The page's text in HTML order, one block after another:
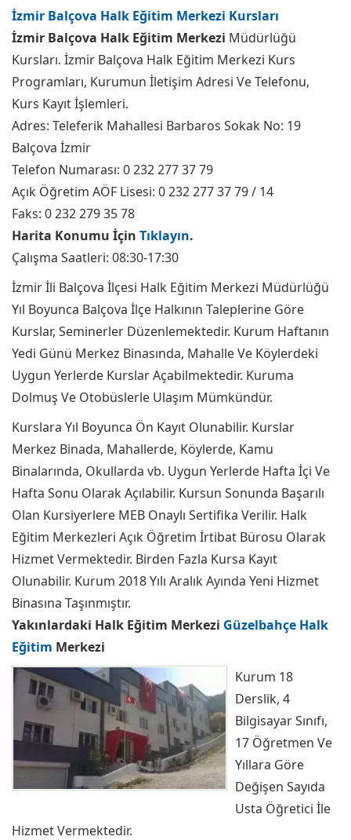
İzmir Balçova Halk Eğitim Merkezi Kursları
İzmir Balçova Halk Eğitim Merkezi Müdürlüğü
Kursları. İzmir Balçova Halk Eğitim Merkezi Kurs
Programları, Kurumun İletişim Adresi Ve Telefonu,
Kurs Kayıt İşlemleri.
Adres: Teleferik Mahallesi Barbaros Sokak No: 19
Balçova İzmir
Telefon Numarası: 0 232 277 37 79
Açık Öğretim AÖF Lisesi: 0 232 277 37 79 / 14
Faks: 0 232 279 35 78
Harita Konumu İçin Tıklayın.
Çalışma Saatleri: 08:30-17:30
İzmir İli Balçova İlçesi Halk Eğitim Merkezi Müdürlüğü
Yıl Boyunca Balçova İlçe Halkının Taleplerine Göre
Kurslar, Seminerler Düzenlemektedir. Kurum Haftanın
Yedi Günü Merkez Binasında, Mahalle Ve Köylerdeki
Uygun Yerlerde Kurslar Açabilmektedir. Kuruma
Dolmuş Ve Otobüslerle Ulaşım Mümkündür.
Kurslara Yıl Boyunca Ön Kayıt Olunabilir. Kurslar
Merkez Binada, Mahallerde, Köylerde, Kamu
Binalarında, Okullarda vb. Uygun Yerlerde Hafta İçi Ve
Hafta Sonu Olarak Açılabilir. Kursun Sonunda Başarılı
Olan Kursiyerlere MEB Onaylı Sertifika Verilir. Halk
Eğitim Merkezleri Açık Öğretim İrtibat Bürosu Olarak
Hizmet Vermektedir. Birden Fazla Kursa Kayıt
Olunabilir. Kurum 2018 Yılı Aralık Ayında Yeni Hizmet
Binasına Taşınmıştır.
Yakınlardaki Halk Eğitim Merkezi Güzelbahçe Halk
Eğitim Merkezi
Kurum 18
Derslik, 4
Bilgisayar Sınıfı,
17 Öğretmen Ve
Yıllara Göre
Değişen Sayıda
Usta Öğretici İle
Hizmet Vermektedir.